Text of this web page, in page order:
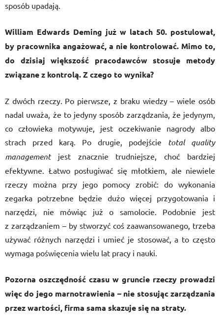
sposób upadają.
William Edwards Deming już w latach 50. postulował,
by pracownika angażować, a nie kontrolować. Mimo to,
do dzisiaj większość pracodawców stosuje metody
związane z kontrolą. Z czego to wynika?
Z dwóch rzeczy. Po pierwsze, z braku wiedzy – wiele osób
nadal uważa, że to jedyny sposób zarządzania, że jedynym,
co człowieka motywuje, jest oczekiwanie nagrody albo
strach przed karą. Po drugie, podejście total quality
management jest znacznie trudniejsze, choć bardziej
efektywne. Łatwo posługiwać się młotkiem, ale niewiele
rzeczy można przy jego pomocy zrobić: do wykonania
zegarka potrzebne będzie dużo więcej przygotowania i
narzędzi, nie mówiąc już o samolocie. Podobnie jest
z zarządzaniem – by stworzyć coś zaawansowanego, trzeba
używać różnych narzędzi i umieć je stosować, a to często
wymaga poświęcenia wielu lat pracy i nauki.
Pozorna oszczędność czasu w gruncie rzeczy prowadzi
więc do jego marnotrawienia – nie stosując zarządzania
przez wartości, firma sama skazuje się na straty.